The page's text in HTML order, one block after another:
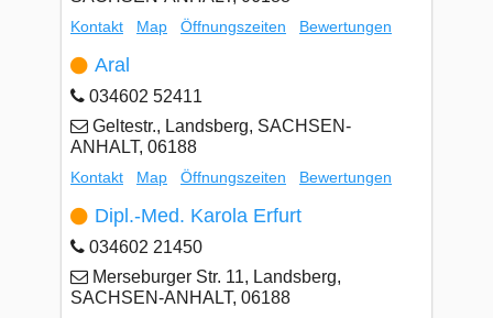
Kontakt Map Öffnungszeiten Bewertungen
Aral
034602 52411
Geltestr., Landsberg, SACHSEN-
ANHALT, 06188
Kontakt Map Öffnungszeiten Bewertungen
Dipl.-Med. Karola Erfurt
034602 21450
Merseburger Str. 11, Landsberg,
SACHSEN-ANHALT, 06188